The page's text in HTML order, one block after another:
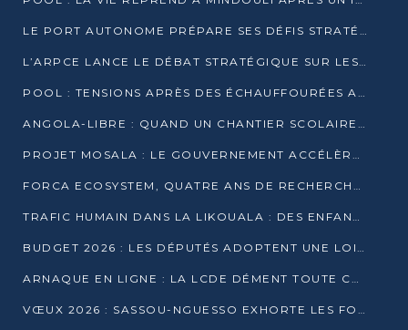
LE PORT AUTONOME PRÉPARE SES DÉFIS STRATÉGIQUES DE 2026
L’ARPCE LANCE LE DÉBAT STRATÉGIQUE SUR LES DONNÉES, L’IA ET LA FINANCE NUMÉRIQUE AU CONGO
POOL : TENSIONS APRÈS DES ÉCHAUFFOURÉES ARMÉES ENTRE DGSP ET EX-MILICIENS NINJA
ANGOLA-LIBRE : QUAND UN CHANTIER SCOLAIRE DEVIENT LE MIROIR D’UN CONGO EN MOUVEMENT
PROJET MOSALA : LE GOUVERNEMENT ACCÉLÈRE L’INSERTION DES JEUNES EN 2026
FORCA ECOSYSTEM, QUATRE ANS DE RECHERCHE DE TERRAIN AVANT UN LANCEMENT OFFICIEL EN 2026
TRAFIC HUMAIN DANS LA LIKOUALA : DES ENFANTS AUTOCHTONES RÉDUITS AU TRAVAIL FORCÉ
BUDGET 2026 : LES DÉPUTÉS ADOPTENT UNE LOI DES FINANCES DE PLUS DE 2500 MILLIARDS FCFA
ARNAQUE EN LIGNE : LA LCDE DÉMENT TOUTE CAMPAGNE DE RECRUTEMENT
VŒUX 2026 : SASSOU-NGUESSO EXHORTE LES FORCES VIVES À RENFORCER L’UNITÉ